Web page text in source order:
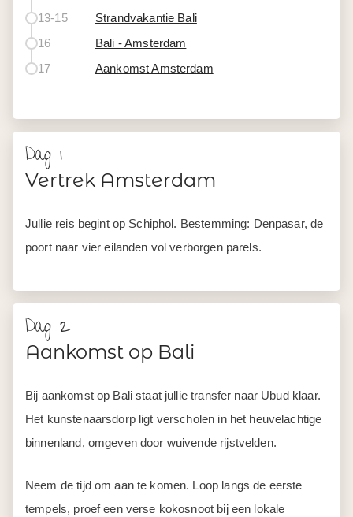
13-15
Strandvakantie Bali
16
Bali - Amsterdam
17
Aankomst Amsterdam
Dag 1
Vertrek Amsterdam
Jullie reis begint op Schiphol. Bestemming: Denpasar, de
poort naar vier eilanden vol verborgen parels.
Dag 2
Aankomst op Bali
Bij aankomst op Bali staat jullie transfer naar Ubud klaar.
Het kunstenaarsdorp ligt verscholen in het heuvelachtige
binnenland, omgeven door wuivende rijstvelden.
Neem de tijd om aan te komen. Loop langs de eerste
tempels, proef een verse kokosnoot bij een lokale